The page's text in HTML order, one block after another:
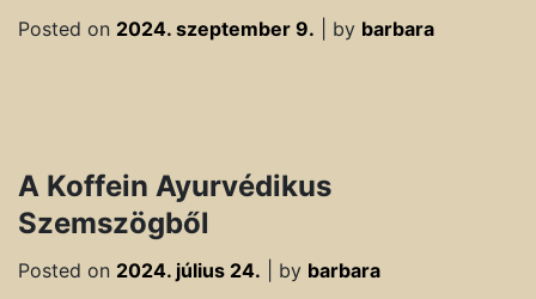
Posted on 2024. szeptember 9. by barbara
A Koffein Ayurvédikus
Szemszögből
Posted on 2024. július 24. by barbara